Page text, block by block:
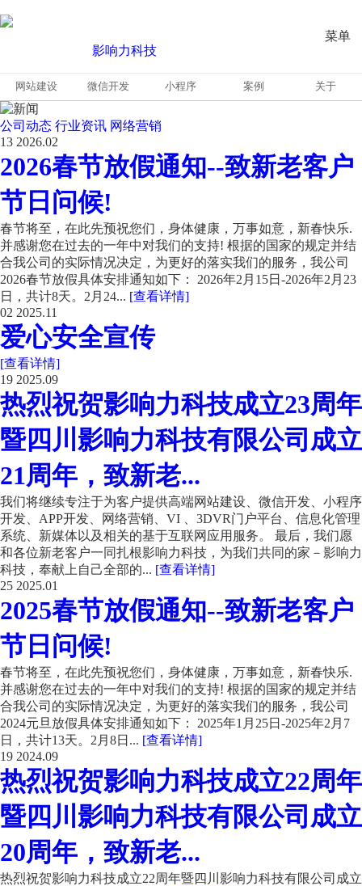
菜单
网站建设 微信开发 小程序 案例 关于
公司动态 行业资讯 网络营销
13 2026.02
2026春节放假通知--致新老客户
节日问候!
春节将至，在此先预祝您们，身体健康，万事如意，新春快乐.
并感谢您在过去的一年中对我们的支持! 根据的国家的规定并结
合我公司的实际情况决定，为更好的落实我们的服务，我公司
2026春节放假具体安排通知如下： 2026年2月15日-2026年2月23
日，共计8天。2月24... [查看详情]
02 2025.11
爱心安全宣传
[查看详情]
19 2025.09
热烈祝贺影响力科技成立23周年
暨四川影响力科技有限公司成立
21周年，致新老...
我们将继续专注于为客户提供高端网站建设、微信开发、小程序
开发、APP开发、网络营销、VI 、3DVR门户平台、信息化管理
系统、新媒体以及相关的基于互联网应用服务。 最后，我们愿
和各位新老客户一同扎根影响力科技，为我们共同的家－影响力
科技，奉献上自己全部的... [查看详情]
25 2025.01
2025春节放假通知--致新老客户
节日问候!
春节将至，在此先预祝您们，身体健康，万事如意，新春快乐.
并感谢您在过去的一年中对我们的支持! 根据的国家的规定并结
合我公司的实际情况决定，为更好的落实我们的服务，我公司
2024元旦放假具体安排通知如下： 2025年1月25日-2025年2月7
日，共计13天。2月8日... [查看详情]
19 2024.09
热烈祝贺影响力科技成立22周年
暨四川影响力科技有限公司成立
20周年，致新老...
热烈祝贺影响力科技成立22周年暨四川影响力科技有限公司成立